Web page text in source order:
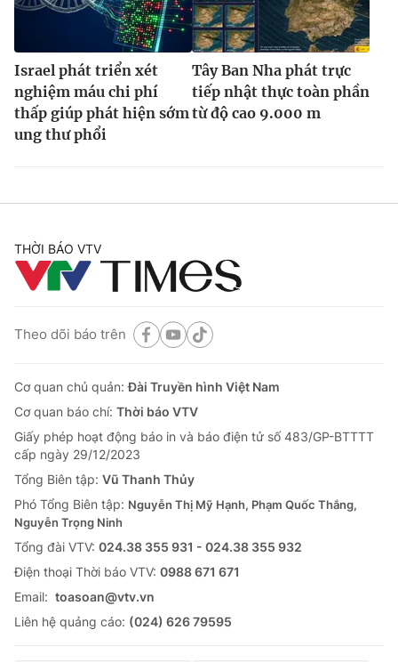
Israel phát triển xét
nghiệm máu chi phí
thấp giúp phát hiện sớm
ung thư phổi
Tây Ban Nha phát trực
tiếp nhật thực toàn phần
từ độ cao 9.000 m
THỜI BÁO VTV
Theo dõi báo trên
Cơ quan chủ quản:Đài Truyền hình Việt Nam
Cơ quan báo chí: Thời báo VTV
Giấy phép hoạt động báo in và báo điện tử số 483/GP-BTTTT
cấp ngày 29/12/2023
Tổng Biên tập: Vũ Thanh Thủy
Phó Tổng Biên tập: Nguyễn Thị Mỹ Hạnh, Phạm Quốc Thắng,
Nguyễn Trọng Ninh
Tổng đài VTV: 024.38 355 931 - 024.38 355 932
Ðiện thoại Thời báo VTV: 0988 671 671
Email: toasoan@vtv.vn
Liên hệ quảng cáo: (024) 626 79595